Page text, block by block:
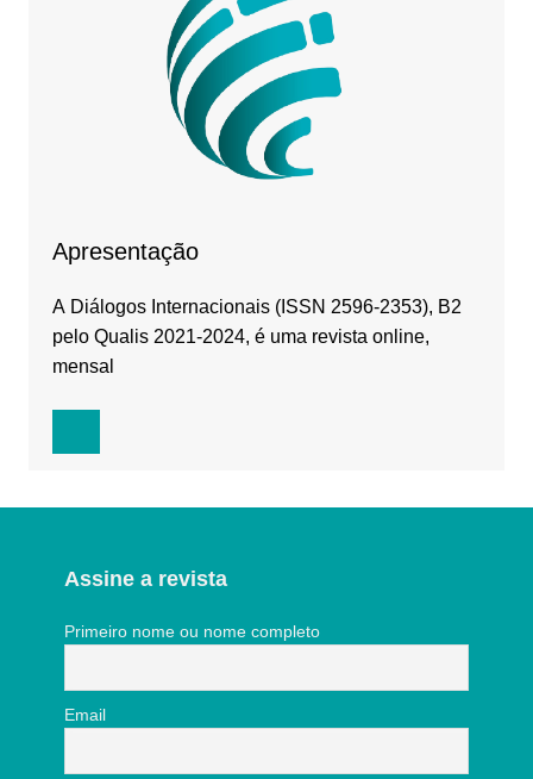
Apresentação
A Diálogos Internacionais (ISSN 2596-2353), B2
pelo Qualis 2021-2024, é uma revista online,
mensal
Assine a revista
Primeiro nome ou nome completo
Email